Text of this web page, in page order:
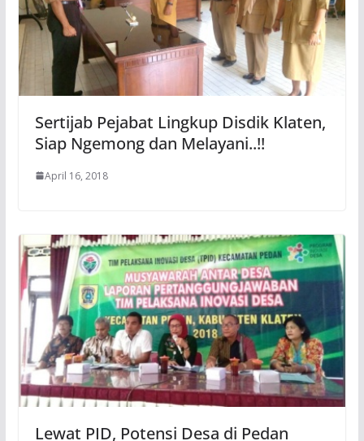
Sertijab Pejabat Lingkup Disdik Klaten,
Siap Ngemong dan Melayani..!!
April 16, 2018
Lewat PID, Potensi Desa di Pedan